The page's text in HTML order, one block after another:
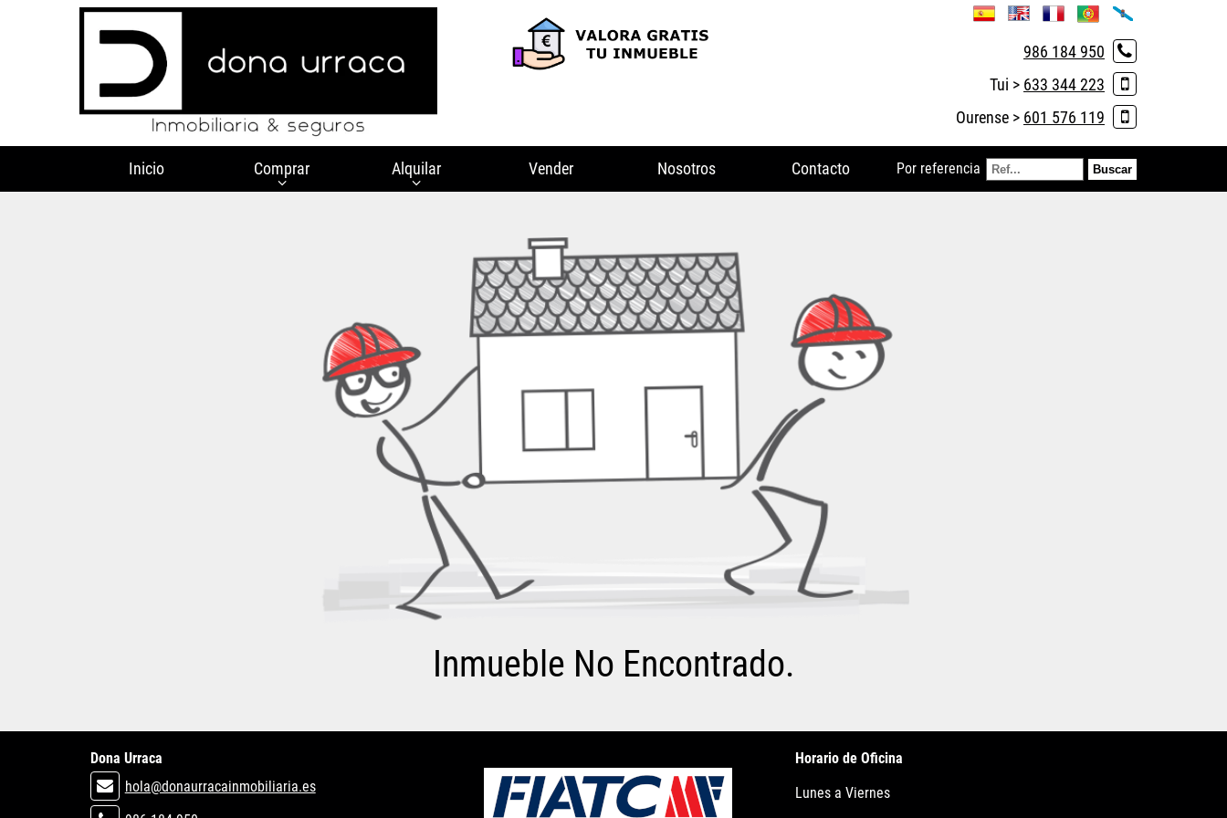
986 184 950
Tui > 633 344 223
Ourense > 601 576 119
Inicio Comprar Alquilar Vender Nosotros Contacto Por referencia
Inmueble No Encontrado.
Dona Urraca
hola@donaurracainmobiliaria.es
Horario de Oficina
Lunes a Viernes